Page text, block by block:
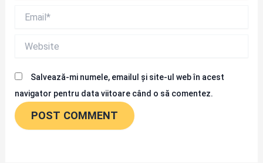
Salvează-mi numele, emailul și site-ul web în acest
navigator pentru data viitoare când o să comentez.